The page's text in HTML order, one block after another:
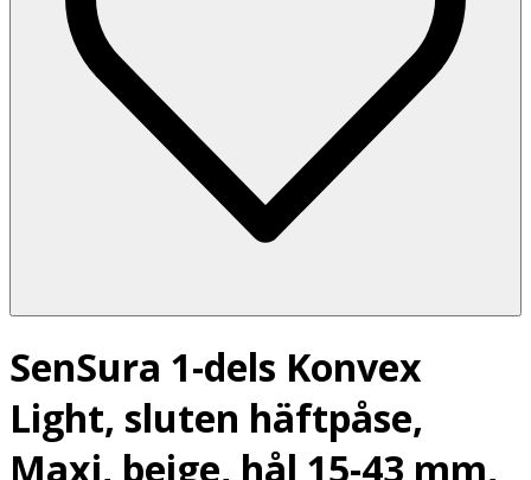
SenSura 1-dels Konvex
Light, sluten häftpåse,
Maxi, beige, hål 15-43 mm,